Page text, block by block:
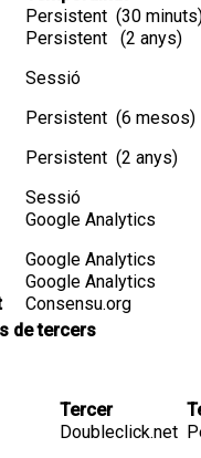
Persistent (30
Persistent (2 anys)
Sessió
Persistent (6 mesos)
Persistent (2 anys)
Sessió
Google Analytics
Google Analytics
Google Analytics
Consensu.org
de tercers
Tercer
Doubleclick.net